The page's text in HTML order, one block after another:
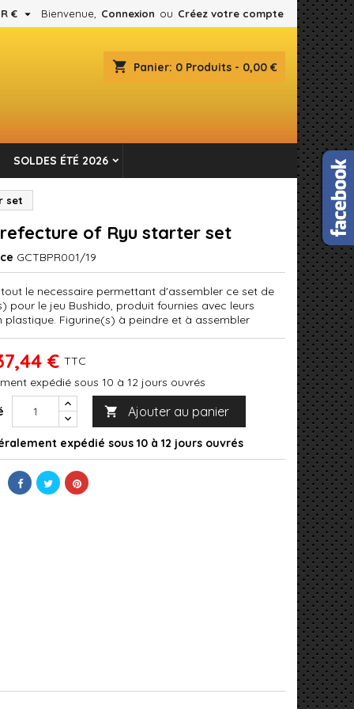
Bienvenue, Connexion ou Créez votre compte
€ 
shopping_cart Panier: 0 Produits - 0,00 €
SOLDES ÉTÉ 2026
set
of Ryu starter set
GCTBPR001/19
le necessaire permettant d'assembler ce set de
pour le jeu Bushido, produit fournies avec leurs
plastique. Figurine(s) à peindre et à assembler
€ TTC
expédié sous 10 à 12 jours ouvrés
 Ajouter au panier
expédié sous 10 à 12 jours ouvrés